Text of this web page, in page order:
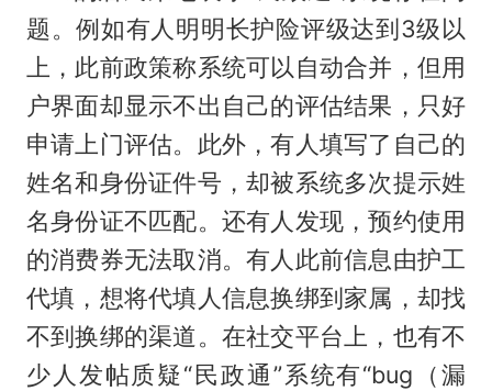
题。例如有人明明长护险评级达到3级以
上，此前政策称系统可以自动合并，但用
户界面却显示不出自己的评估结果，只好
申请上门评估。此外，有人填写了自己的
姓名和身份证件号，却被系统多次提示姓
名身份证不匹配。还有人发现，预约使用
的消费券无法取消。有人此前信息由护工
代填，想将代填人信息换绑到家属，却找
不到换绑的渠道。在社交平台上，也有不
少人发帖质疑“民政通”系统有“bug（漏